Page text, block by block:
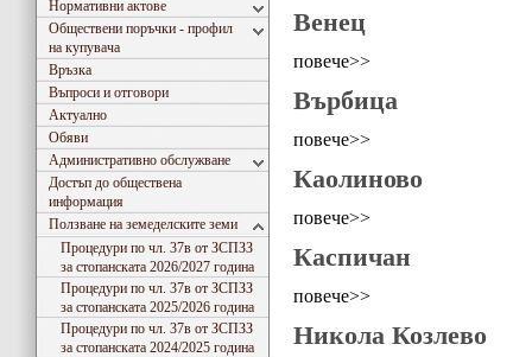
Нормативни актове
Обществени поръчки - профил
на купувача
Връзка
Въпроси и отговори
Актуално
Обяви
Административно обслужване
Достъп до обществена
информация
Ползване на земеделските земи
Процедури по чл. 37в от ЗСПЗЗ
за стопанската 2026/2027 година
Процедури по чл. 37в от ЗСПЗЗ
за стопанската 2025/2026 година
Процедури по чл. 37в от ЗСПЗЗ
за стопанската 2024/2025 година
Венец
повече>>
Върбица
повече>>
Каолиново
повече>>
Каспичан
повече>>
Никола Козлево